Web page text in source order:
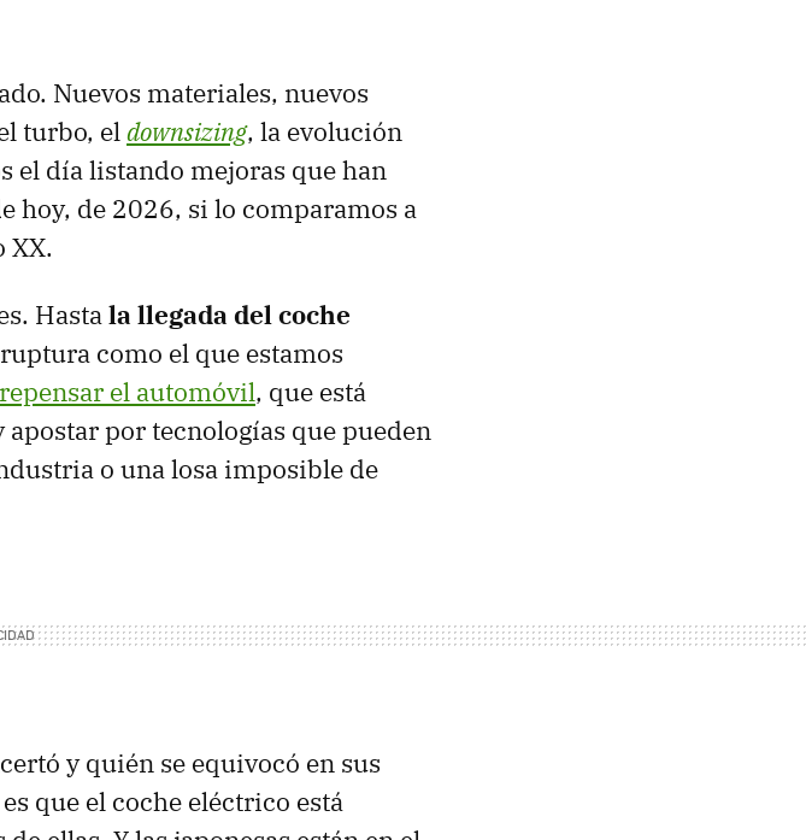
Nuevos materiales, nuevos
turbo, eldownsizing, la evolución
el día listando mejoras que han
hoy, de 2026, si lo comparamos a
XX.
Hastala llegada del coche
como el que estamos
repensar el automóvil, que está
por tecnologías que pueden
o una losa imposible de
y quién se equivocó en sus
que el coche eléctrico está